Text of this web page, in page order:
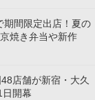
期間限定出店！夏の
焼き弁当や新作
店舗が新宿・大久
開幕